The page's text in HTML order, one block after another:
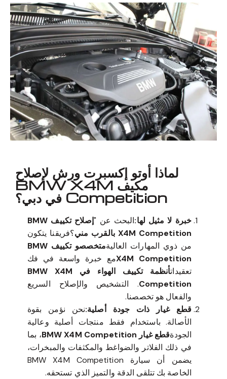
لماذا أوتو إكسبرت ورش لإصلاح
مكيف BMW X4M
Competition في دبي؟
خبرة لا مثيل لها:البحث عن "
إصلاح تكييف BMW
X4M Competition بالقرب مني
؟فريقنا يتكون
من ذوي المهارات العالية
متخصصو تكييف BMW
X4M Competitionمع خبرة واسعة في فك
تعقيدات
أنظمة تكييف الهواء في BMW X4M
Competition. التشخيص والإصلاح السريع
والفعال هو تخصصنا.
قطع غيار ذات جودة أصلية:نحن نؤمن بقوة
الأصالة. باستخدام فقط منتجات أصلية وعالية
الجودةقطع غيار BMW X4M Competition
، بما
في ذلك الفلاتر والضواغط والمكثفات والمبخرات،
يضمن أن سيارة BMW X4M Competition
الخاصة بك تتلقى الدقة والتميز الذي تستحقه.